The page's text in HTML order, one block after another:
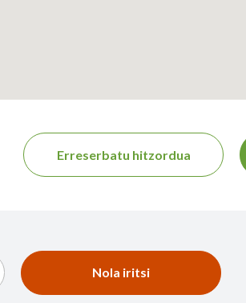
Erreserbatu hitzordua
Nola iritsi